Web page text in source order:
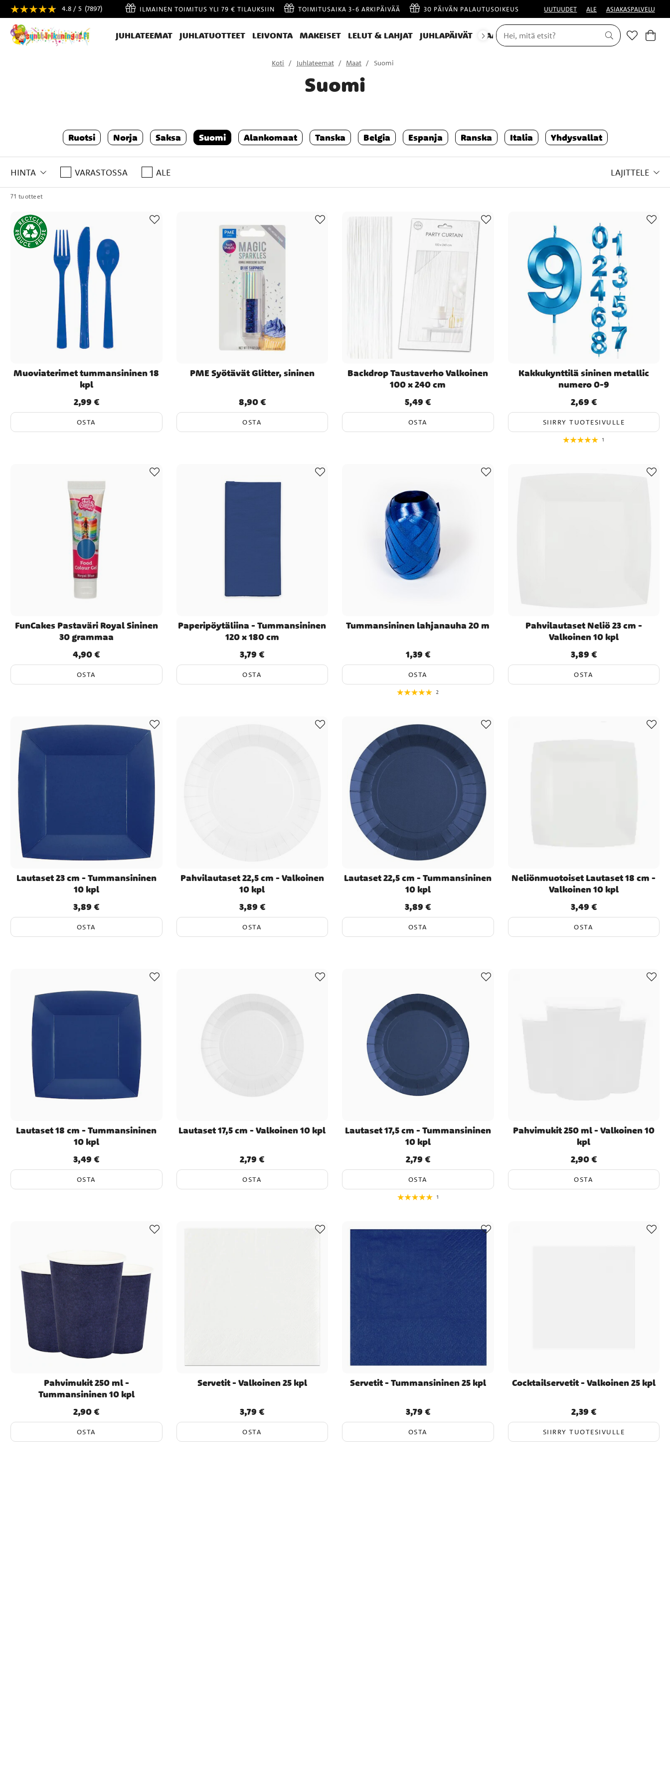
4.8 / 5 (7897) ILMAINEN TOIMITUS YLI 79 € TILAUKSIIN TOIMITUSAIKA 3-6 ARKIPÄIVÄÄ 30 PÄIVÄN PALAUTUSOIKEUS UUTUUDET ALE ASIAKASPALVELU
JUHLATEEMAT JUHLATUOTTEET LEIVONTA MAKEISET LELUT & LAHJAT JUHLAPÄIVÄT NAAMIAISET HALLOWEEN
Koti Juhlateemat Maat Suomi
Suomi
Ruotsi Norja Saksa Suomi Alankomaat Tanska Belgia Espanja Ranska Italia Yhdysvallat
HINTA VARASTOSSA ALE LAJITTELE
71 tuotteet
Muoviaterimet tummansininen 18
kpl
Hinta:2,99 €
2,99 €
OSTA
PME Syötävät Glitter, sininen
Hinta:8,90 €
8,90 €
OSTA
Backdrop Taustaverho Valkoinen
100 x 240 cm
Hinta:5,49 €
5,49 €
OSTA
Kakkukynttilä sininen metallic
numero 0-9
Hinta:2,69 €
2,69 €
SIIRRY TUOTESIVULLE
1
FunCakes Pastaväri Royal Sininen
30 grammaa
Hinta:4,90 €
4,90 €
OSTA
Paperipöytäliina - Tummansininen
120 x 180 cm
Hinta:3,79 €
3,79 €
OSTA
Tummansininen lahjanauha 20 m
Hinta:1,39 €
1,39 €
OSTA
2
Pahvilautaset Neliö 23 cm -
Valkoinen 10 kpl
Hinta:3,89 €
3,89 €
OSTA
Lautaset 23 cm - Tummansininen
10 kpl
Hinta:3,89 €
3,89 €
OSTA
Pahvilautaset 22,5 cm - Valkoinen
10 kpl
Hinta:3,89 €
3,89 €
OSTA
Lautaset 22,5 cm - Tummansininen
10 kpl
Hinta:3,89 €
3,89 €
OSTA
Neliönmuotoiset Lautaset 18 cm -
Valkoinen 10 kpl
Hinta:3,49 €
3,49 €
OSTA
Lautaset 18 cm - Tummansininen
10 kpl
Hinta:3,49 €
3,49 €
OSTA
Lautaset 17,5 cm - Valkoinen 10 kpl
Hinta:2,79 €
2,79 €
OSTA
Lautaset 17,5 cm - Tummansininen
10 kpl
Hinta:2,79 €
2,79 €
OSTA
1
Pahvimukit 250 ml - Valkoinen 10
kpl
Hinta:2,90 €
2,90 €
OSTA
Pahvimukit 250 ml -
Tummansininen 10 kpl
Hinta:2,90 €
2,90 €
OSTA
Servetit - Valkoinen 25 kpl
Hinta:3,79 €
3,79 €
OSTA
Servetit - Tummansininen 25 kpl
Hinta:3,79 €
3,79 €
OSTA
Cocktailservetit - Valkoinen 25 kpl
Hinta:2,39 €
2,39 €
SIIRRY TUOTESIVULLE